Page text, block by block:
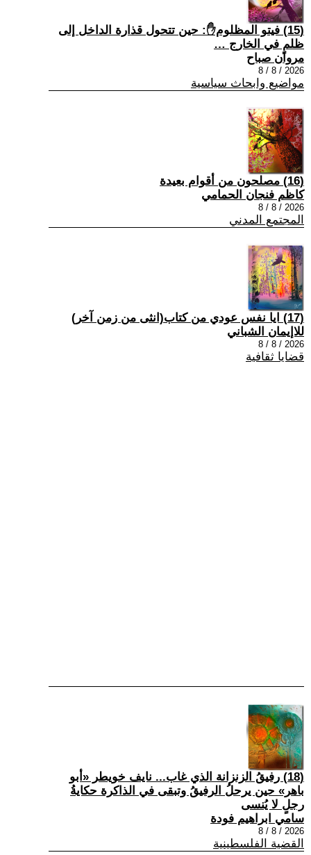
(15) فيتو المظلوم✋: حين تتحول قذارة الداخل إلى
ظلمٍ في الخارج …
مروان صباح
2026 / 8 / 8
مواضيع وابحاث سياسية
(16) مصلحون من أقوام بعيدة
كاظم فنجان الحمامي
2026 / 8 / 8
المجتمع المدني
(17) ايا نفس عودي من كتاب(انثى من زمن آخر)
للاإيمان الشباني
2026 / 8 / 8
قضايا ثقافية
(18) رفيقُ الزنزانة الذي غاب... نايف خويطر «أبو
باهر» حين يرحلُ الرفيقُ وتبقى في الذاكرة حكايةُ
رجلٍ لا يُنسى
سامي ابراهيم فودة
2026 / 8 / 8
القضية الفلسطينية